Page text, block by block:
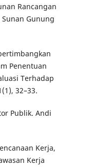
Rancangan
Sunan Gunung
Penentuan
Terhadap
32–33.
Publik. Andi
Kerja,
Kerja